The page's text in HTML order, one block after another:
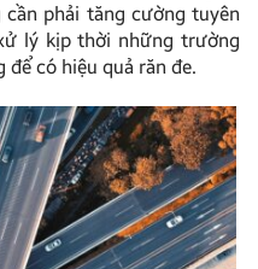
phải tăng cường tuyên
lý kịp thời những trường
có hiệu quả răn đe.